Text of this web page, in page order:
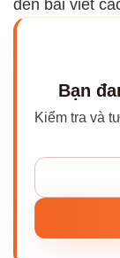
đến bài viết
Bạn
Kiểm tra và